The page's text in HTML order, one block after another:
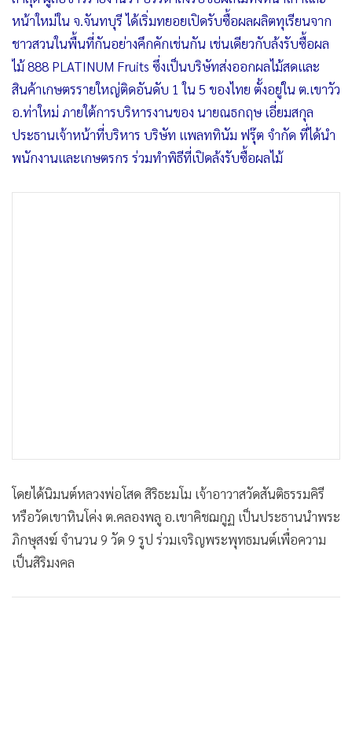
• Celeb Online
• Factcheck
• ญี่ปุ่น
• News1
• Gotomanager
หน้าใหม่ใน จ.จันทบุรี​ ได้เริ่มทยอยเปิดรับซื้อผลผลิตทุเรียนจาก
ชาวสวนในพื้นที่กันอย่างคึกคักเช่นกัน เช่นเดียวกับล้งรับซื้อผล
ไม้ 888 PLATINUM Fruits ซึ่งเป็นบริษัทส่งออกผลไม้สดและ
สินค้าเกษตรรายใหญ่ติดอันดับ 1 ใน 5 ของไทย ตั้งอยู่ใน ต.เขาวัว
อ.ท่าใหม่ ภายใต้การบริหารงานของ นายณธกฤษ เอี่ยมสกุล
ประธานเจ้าหน้าที่บริหาร บริษัท แพลททินัม ฟรุ๊ต จำกัด ที่ได้นำ
พนักงานและเกษตรกร ร่วมทำพิธีที่เปิดล้งรับซื้อผลไม้
โดยได้นิมนต์หลวงพ่อโสด สิริธะมโม เจ้าอาวาสวัดสันติธรรมคิรี
หรือวัดเขาหินโค่ง ต.คลองพลู อ.เขาคิชฌกูฏ เป็นประธานนำพระ
ภิกษุสงฆ์ จำนวน 9 วัด 9 รูป ร่วมเจริญพระพุทธมนต์เพื่อความ
เป็นสิริมงคล